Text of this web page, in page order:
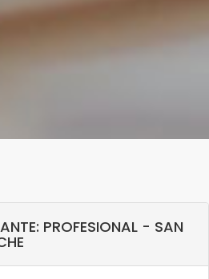
PROFESIONAL - SAN